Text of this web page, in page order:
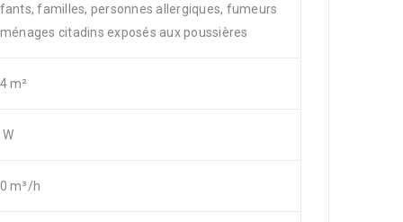
familles, personnes allergiques, fumeurs
citadins exposés aux poussières
m²
m³/h